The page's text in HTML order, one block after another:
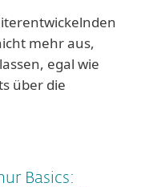
mehr aus,
egal wie
über die
Basics: